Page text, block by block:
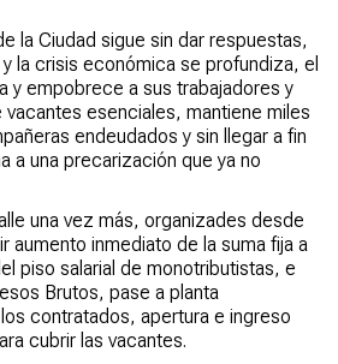
la Ciudad sigue sin dar respuestas,
la crisis económica se profundiza, el
y empobrece a sus trabajadores y
esenciales, mantiene miles
endeudados y sin llegar a fin
a una precarización que ya no
una vez más, organizades desde
aumento inmediato de la suma fija a
piso salarial de monotributistas, e
Brutos, pase a planta
contratados, apertura e ingreso
cubrir las vacantes.